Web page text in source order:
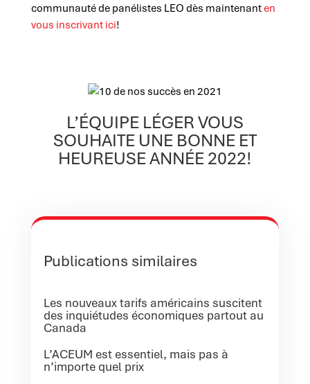
communauté de panélistes LEO dès maintenanten
vous inscrivant ici!
L’ÉQUIPE LÉGER VOUS
SOUHAITE UNE BONNE ET
HEUREUSE ANNÉE 2022!
Publications similaires
Les nouveaux tarifs américains suscitent
des inquiétudes économiques partout au
Canada
L’ACEUM est essentiel, mais pas à
n’importe quel prix